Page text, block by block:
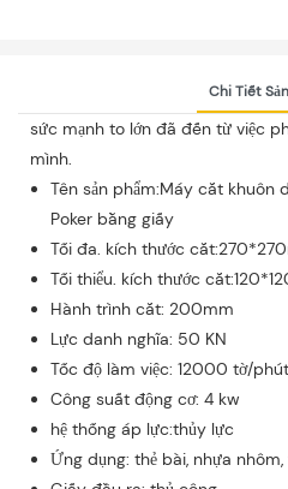
Chi Tiết
sức mạnh to lớn đã đến từ việc
mình.
Tên sản phẩm:Máy cắt khuôn
Poker bằng giấy
Tối đa. kích thước
Tối thiểu. kích thước
Hành trình cắt: 200mm
Lực danh nghĩa: 50 KN
Tốc độ làm việc: 12000 tờ/phút
Công suất động cơ: 4 kw
hệ thống áp lực:thủy lực
Ứng dụng: thẻ bài, nhựa